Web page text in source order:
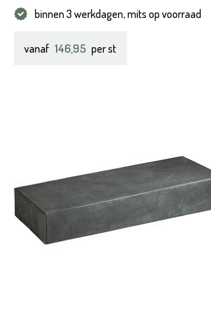
binnen 3 werkdagen, mits op voorraad
vanaf 146,95 per st